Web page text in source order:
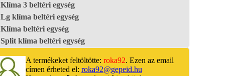
Klíma 3 beltéri egység
Lg klíma beltéri egység
Klíma beltéri egység
Split klíma beltéri egység
A termékeket feltöltötte: roka92. Ezen az email
címen érheted el: roka92@gepeid.hu